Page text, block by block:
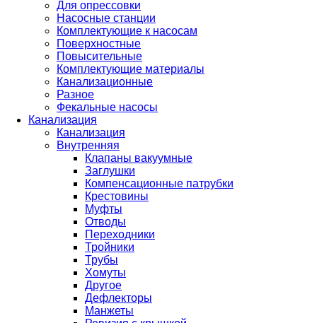
Для опрессовки
Насосные станции
Комплектующие к насосам
Поверхностные
Повысительные
Комплектующие материалы
Канализационные
Разное
Фекальные насосы
Канализация
Канализация
Внутренняя
Клапаны вакуумные
Заглушки
Компенсационные патрубки
Крестовины
Муфты
Отводы
Переходники
Тройники
Трубы
Хомуты
Другое
Дефлекторы
Манжеты